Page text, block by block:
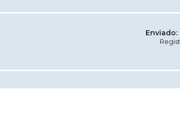
Enviado: